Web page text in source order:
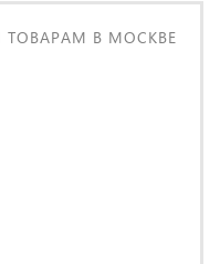
ТОВАРАМ В МОСКВЕ